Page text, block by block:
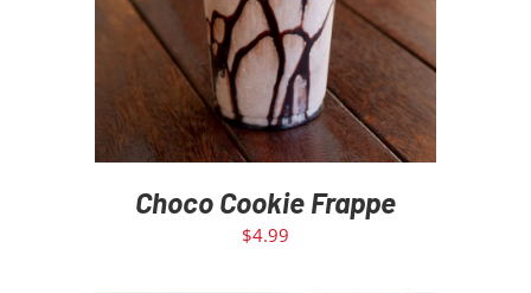
Choco Cookie Frappe
$4.99